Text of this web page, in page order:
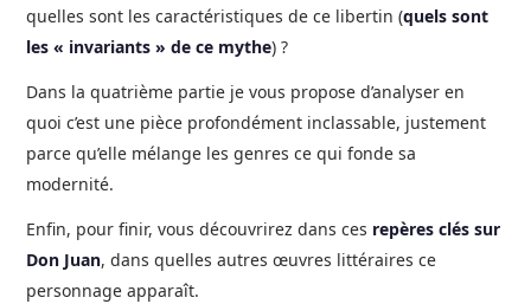
quelles sont les caractéristiques de ce libertin (quels sont
les « invariants » de ce mythe) ?
Dans la quatrième partie je vous propose d’analyser en
quoi c’est une pièce profondément inclassable, justement
parce qu’elle mélange les genres ce qui fonde sa
modernité.
Enfin, pour finir, vous découvrirez dans ces repères clés sur
Don Juan, dans quelles autres œuvres littéraires ce
personnage apparaît.